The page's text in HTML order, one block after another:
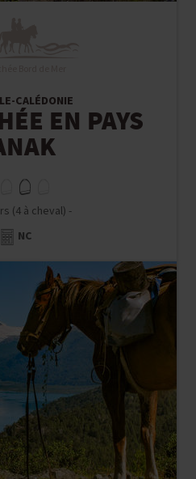
EN PAYS
(4 à cheval) -
NC